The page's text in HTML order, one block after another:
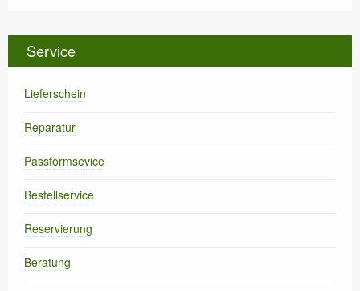
Service
Lieferschein
Reparatur
Passformsevice
Bestellservice
Reservierung
Beratung